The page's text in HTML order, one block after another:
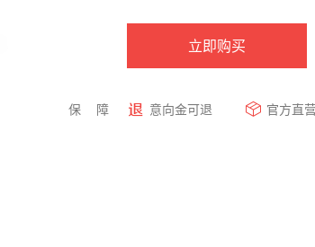
立即购买
保障 意向金可退 官方直